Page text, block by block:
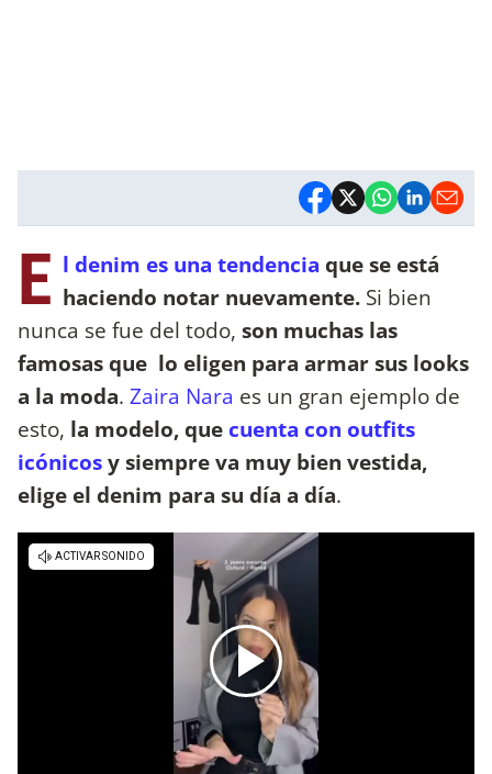
E l denim es una tendencia que se está
haciendo notar nuevamente. Si bien
nunca se fue del todo, son muchas las
famosas que lo eligen para armar sus looks
a la moda. Zaira Nara es un gran ejemplo de
esto, la modelo, que cuenta con outfits
icónicosy siempre va muy bien vestida,
elige el denim para su día a día.